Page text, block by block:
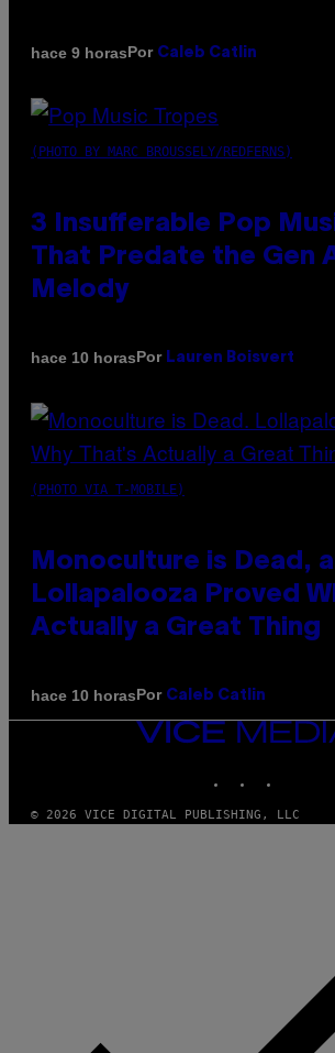
hace 9 horasPor Caleb Catlin
(PHOTO BY MARC BROUSSELY/REDFERNS)
3 Insufferable Pop
That Predate the Gen
Melody
hace 10 horasPor Lauren Boisvert
(PHOTO VIA T-MOBILE)
Monoculture is Dead,
Lollapalooza Proved
Actually a Great Thing
hace 10 horasPor Caleb Catlin
VICE
© 2026 VICE DIGITAL PUBLISHING, LLC